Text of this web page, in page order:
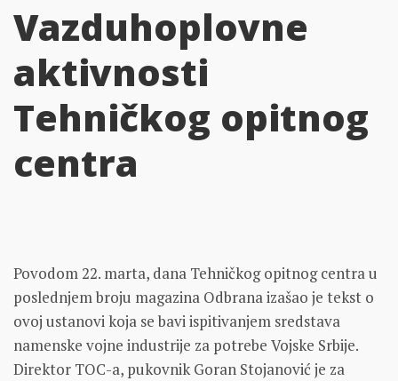
Vazduhoplovne
aktivnosti
Tehničkog opitnog
centra
Povodom 22. marta, dana Tehničkog opitnog centra u
poslednjem broju magazina Odbrana izašao je tekst o
ovoj ustanovi koja se bavi ispitivanjem sredstava
namenske vojne industrije za potrebe Vojske Srbije.
Direktor TOC-a, pukovnik Goran Stojanović je za